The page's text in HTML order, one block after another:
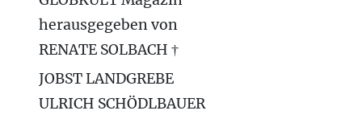
herausgegeben von
RENATE SOLBACH †
JOBST LANDGREBE
ULRICH SCHÖDLBAUER